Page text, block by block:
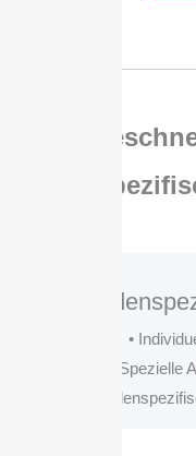
Ihre
•
•
•